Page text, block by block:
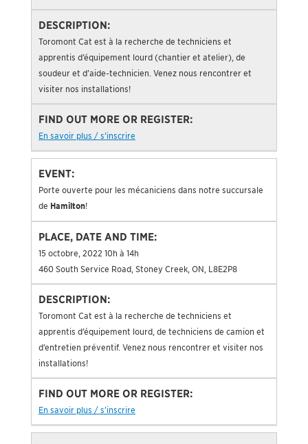
Toromont Cat est à la recherche de techniciens et
apprentis d’équipement lourd (chantier et atelier), de
soudeur et d’aide-technicien. Venez nous rencontrer et
visiter nos installations!
En savoir plus / s’inscrire
Porte ouverte pour les mécaniciens dans notre succursale
de Hamilton!
15 octobre, 2022 10h à 14h
460 South Service Road, Stoney Creek, ON, L8E2P8
Toromont Cat est à la recherche de techniciens et
apprentis d’équipement lourd, de techniciens de camion et
d’entretien préventif. Venez nous rencontrer et visiter nos
installations!
En savoir plus / s’inscrire